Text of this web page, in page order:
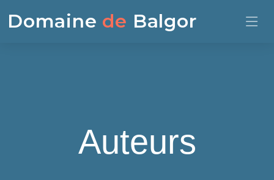
Domaine de Balgor
Auteurs